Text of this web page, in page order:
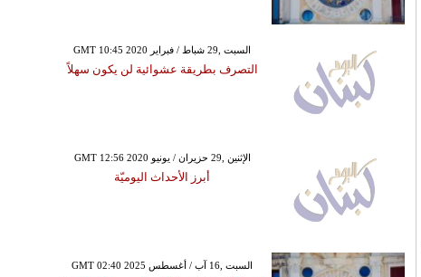
GMT 10:45 2020 السبت ,29 شباط / فبراير
التصرف بطريقة عشوائية لن يكون سهلاً
GMT 12:56 2020 الإثنين ,29 حزيران / يونيو
أبرز الأحداث اليوميّة
GMT 02:40 2025 السبت ,16 آب / أغسطس